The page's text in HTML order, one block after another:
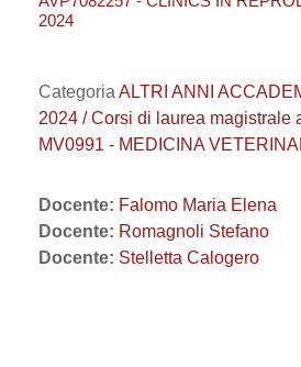
2024
Categoria ALTRI ANNI
2024 / Corsi di laurea magistrale
MV0991 - MEDICINA
Docente: Falomo Maria Elena
Docente: Romagnoli Stefano
Docente: Stelletta Calogero